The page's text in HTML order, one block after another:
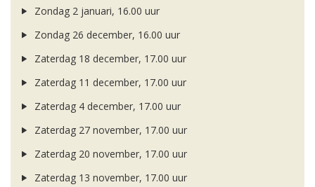
Zondag 2 januari, 16.00 uur
Zondag 26 december, 16.00 uur
Zaterdag 18 december, 17.00 uur
Zaterdag 11 december, 17.00 uur
Zaterdag 4 december, 17.00 uur
Zaterdag 27 november, 17.00 uur
Zaterdag 20 november, 17.00 uur
Zaterdag 13 november, 17.00 uur